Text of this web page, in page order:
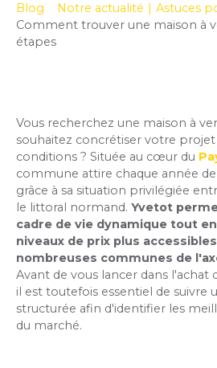
Blog Notre actualité | Astuces
Comment trouver une maison à
étapes
Vous recherchez une maison à
souhaitez concrétiser votre
conditions ? Située au cœur du
commune attire chaque année
grâce à sa situation privilégiée
le littoral normand. Yvetot
cadre de vie dynamique tout
niveaux de prix plus
nombreuses communes de
Avant de vous lancer dans l'achat
il est toutefois essentiel de suivre
structurée afin d'identifier les
du marché.